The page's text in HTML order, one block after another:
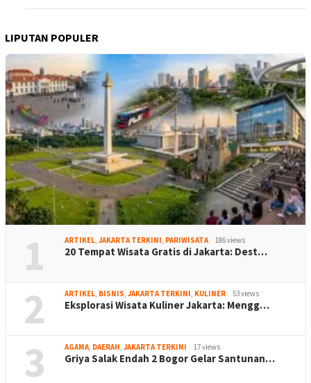
LIPUTAN POPULER
1 ARTIKEL JAKARTA TERKINI PARIWISATA 186 views
20 Tempat Wisata Gratis di Jakarta: Dest…
2 ARTIKEL BISNIS JAKARTA TERKINI KULINER 53 views
Eksplorasi Wisata Kuliner Jakarta: Mengg…
3 AGAMA DAERAH JAKARTA TERKINI 17 views
Griya Salak Endah 2 Bogor Gelar Santunan…